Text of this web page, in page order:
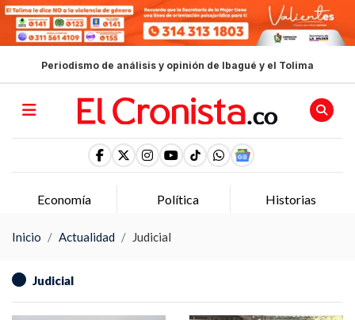
Periodismo de análisis y opinión de Ibagué y el Tolima
Economía Política Historias
Inicio Actualidad Judicial
Judicial